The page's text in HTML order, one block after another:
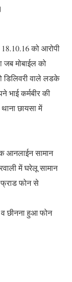
18.10.16 को आरोपी
जब मोबाईल को
वाले लडके
भाई कर्मबीर की
छायसा में
आनलाईन सामान
में घरेलू सामान
फ्राड फोन से
व छीनना हुआ फोन